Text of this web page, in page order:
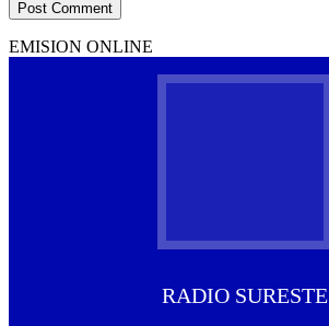
EMISION ONLINE
RADIO SURESTE